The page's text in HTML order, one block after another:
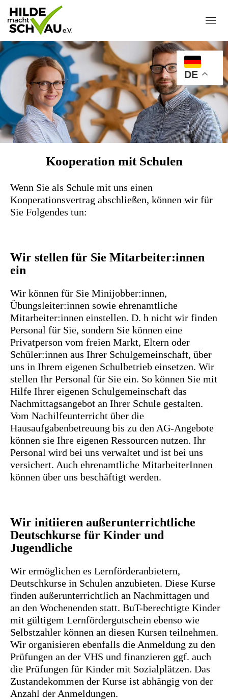
Skip
content
DE
Kooperation mit Schulen
Wenn Sie als Schule mit uns einen
Kooperationsvertrag abschließen, können wir für
Sie Folgendes tun:
Wir stellen für Sie Mitarbeiter:innen
ein
Wir können für Sie Minijobber:innen,
Übungsleiter:innen sowie ehrenamtliche
Mitarbeiter:innen einstellen. D. h nicht wir finden
Personal für Sie, sondern Sie können eine
Privatperson vom freien Markt, Eltern oder
Schüler:innen aus Ihrer Schulgemeinschaft, über
uns in Ihrem eigenen Schulbetrieb einsetzen. Wir
stellen Ihr Personal für Sie ein. So können Sie mit
Hilfe Ihrer eigenen Schulgemeinschaft das
Nachmittagsangebot an Ihrer Schule gestalten.
Vom Nachilfeunterricht über die
Hausaufgabenbetreuung bis zu den AG-Angebote
können sie Ihre eigenen Ressourcen nutzen. Ihr
Personal wird bei uns verwaltet und ist bei uns
versichert. Auch ehrenamtliche MitarbeiterInnen
können über uns beschäftigt werden.
Wir initiieren außerunterrichtliche
Deutschkurse für Kinder und
Jugendliche
Wir ermöglichen es Lernförderanbietern,
Deutschkurse in Schulen anzubieten. Diese Kurse
finden außerunterrichtlich an Nachmittagen und
an den Wochenenden statt. BuT-berechtigte Kinder
mit gültigem Lernfördergutschein ebenso wie
Selbstzahler können an diesen Kursen teilnehmen.
Wir organisieren ebenfalls die Anmeldung zu den
Prüfungen an der VHS und finanzieren ggf. auch
die Prüfungen für Kinder mit Sozialplätzen. Das
Zustandekommen der Kurse ist abhängig von der
Anzahl der Anmeldungen.